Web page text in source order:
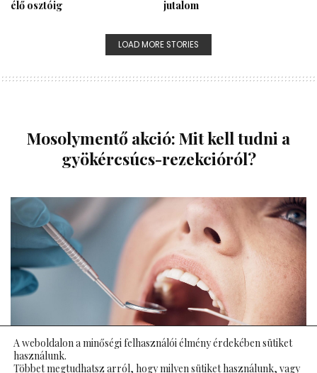
élő osztóig
jutalom
LOAD MORE STORIES
Mosolymentő akció: Mit kell tudni a
gyökércsúcs-rezekcióról?
A weboldalon a minőségi felhasználói élmény érdekében sütiket
használunk.
Többet megtudhatsz arról, hogy milyen sütiket használunk, vagy